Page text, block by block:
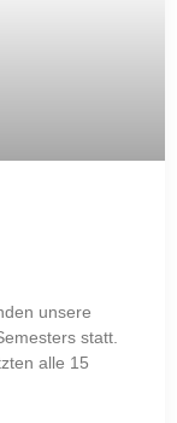
unsere
statt.
alle 15